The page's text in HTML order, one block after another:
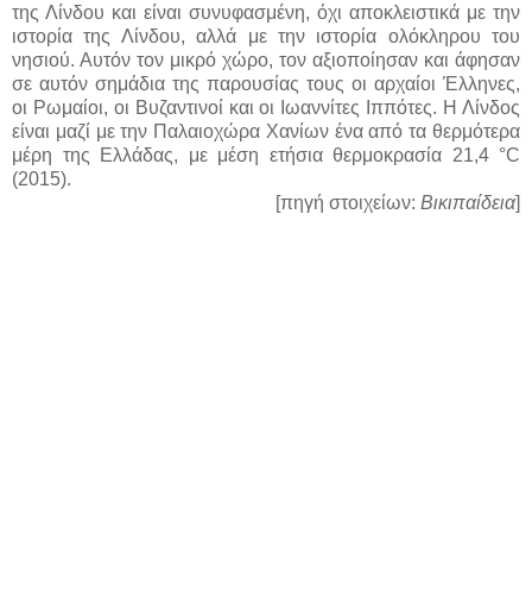
της Λίνδου και είναι συνυφασμένη, όχι αποκλειστικά με την
ιστορία της Λίνδου, αλλά με την ιστορία ολόκληρου του
νησιού. Αυτόν τον μικρό χώρο, τον αξιοποίησαν και άφησαν
σε αυτόν σημάδια της παρουσίας τους οι αρχαίοι Έλληνες,
οι Ρωμαίοι, οι Βυζαντινοί και οι Ιωαννίτες Ιππότες. Η Λίνδος
είναι μαζί με την Παλαιοχώρα Χανίων ένα από τα θερμότερα
μέρη της Ελλάδας, με μέση ετήσια θερμοκρασία 21,4 °C
(2015).
[πηγή στοιχείων: Βικιπαίδεια]